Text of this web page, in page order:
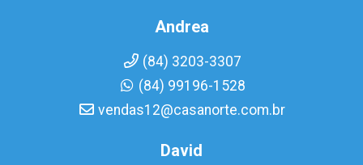
Andrea
(84) 3203-3307
(84) 99196-1528
vendas12@casanorte.com.br
David